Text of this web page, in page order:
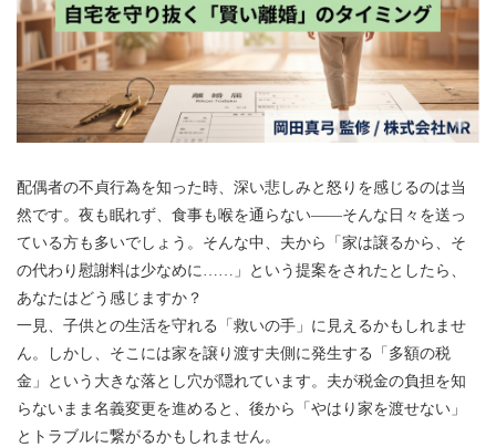
配偶者の不貞行為を知った時、深い悲しみと怒りを感じるのは当
然です。夜も眠れず、食事も喉を通らない——そんな日々を送っ
ている方も多いでしょう。そんな中、夫から「家は譲るから、そ
の代わり慰謝料は少なめに……」という提案をされたとしたら、
あなたはどう感じますか？
一見、子供との生活を守れる「救いの手」に見えるかもしれませ
ん。しかし、そこには家を譲り渡す夫側に発生する「多額の税
金」という大きな落とし穴が隠れています。夫が税金の負担を知
らないまま名義変更を進めると、後から「やはり家を渡せない」
とトラブルに繋がるかもしれません。